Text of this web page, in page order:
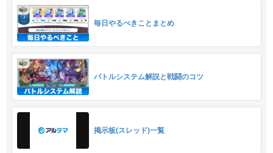
毎日やるべきことまとめ
バトルシステム解説と戦闘のコツ
掲示板(スレッド)一覧